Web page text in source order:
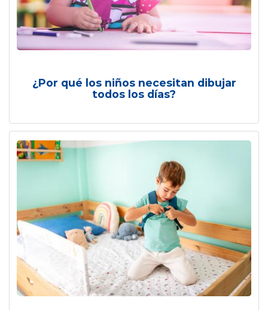
¿Por qué los niños necesitan dibujar
todos los días?